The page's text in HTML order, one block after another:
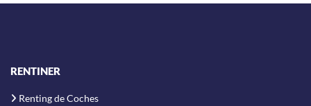
RENTINER
Renting de Coches